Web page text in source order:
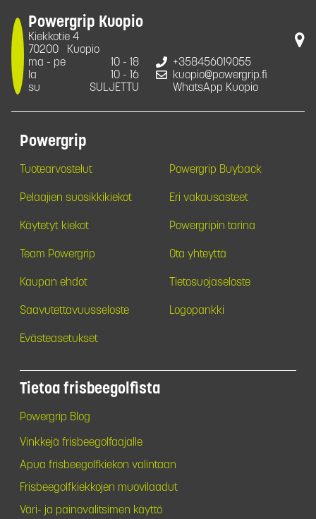
Powergrip Kuopio
Kiekkotie 4
70200
Kuopio
ma - pe
10 - 18
la
10 - 16
su
SULJETTU
+358456019055
kuopio@powergrip.fi
WhatsApp Kuopio
Powergrip
Tuotearvostelut Powergrip Buyback
Pelaajien suosikkikiekot Eri vakausasteet
Käytetyt kiekot Powergripin tarina
Team Powergrip Ota yhteyttä
Kaupan ehdot Tietosuojaseloste
Saavutettavuusseloste Logopankki
Evästeasetukset
Tietoa frisbeegolfista
Powergrip Blog
Vinkkejä frisbeegolfaajalle
Apua frisbeegolfkiekon valintaan
Frisbeegolfkiekkojen muovilaadut
Väri- ja painovalitsimen käyttö